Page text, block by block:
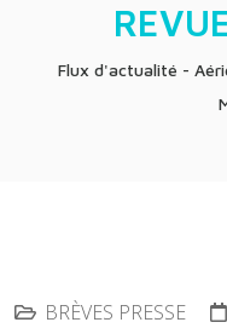
Flux d'actualité -
BRÈVES PRESSE